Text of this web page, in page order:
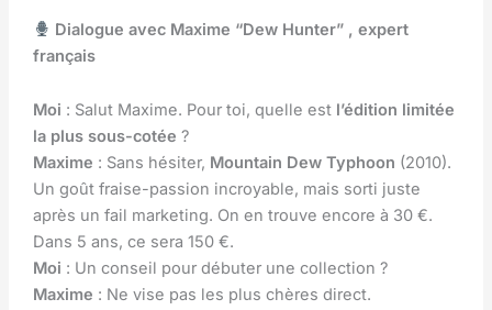
Dialogue avec Maxime “Dew Hunter” , expert
français
Moi : Salut Maxime. Pour toi, quelle est l’édition limitée
la plus sous-cotée ?
Maxime : Sans hésiter, Mountain Dew Typhoon (2010).
Un goût fraise-passion incroyable, mais sorti juste
après un fail marketing. On en trouve encore à 30 €.
Dans 5 ans, ce sera 150 €.
Moi : Un conseil pour débuter une collection ?
Maxime : Ne vise pas les plus chères direct.